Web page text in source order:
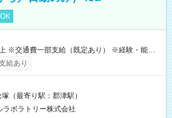
※交通費一部支給（既定あり） ※経験・能力を
：1,510円×8時
×8時間×12回
に、本採用時と異なる部分があります。 雇用
同じです。 給与：時給 1,180円以上
給あり
（最寄り駅：郡津駅）
ラボラトリー株式会社